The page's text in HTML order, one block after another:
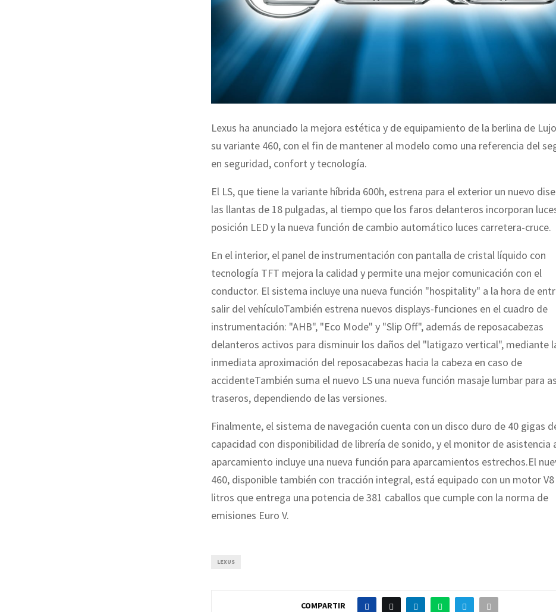
Lexus ha anunciado la mejora estética y de equipamiento de la berlina de
su variante 460, con el fin de mantener al modelo como una referencia del
en seguridad, confort y tecnología.
El LS, que tiene la variante híbrida 600h, estrena para el exterior un nuevo
las llantas de 18 pulgadas, al tiempo que los faros delanteros incorporan
posición LED y la nueva función de cambio automático luces carretera-cruce.
En el interior, el panel de instrumentación con pantalla de cristal líquido con
tecnología TFT mejora la calidad y permite una mejor comunicación con el
conductor. El sistema incluye una nueva función "hospitality" a la hora de
salir del vehículoTambién estrena nuevos displays-funciones en el cuadro de
instrumentación: "AHB", "Eco Mode" y "Slip Off", además de reposacabezas
delanteros activos para disminuir los daños del "latigazo vertical", mediante
inmediata aproximación del reposacabezas hacia la cabeza en caso de
accidenteTambién suma el nuevo LS una nueva función masaje lumbar para
traseros, dependiendo de las versiones.
Finalmente, el sistema de navegación cuenta con un disco duro de 40 gigas
capacidad con disponibilidad de librería de sonido, y el monitor de asistencia
aparcamiento incluye una nueva función para aparcamientos estrechos.El
460, disponible también con tracción integral, está equipado con un motor V8
litros que entrega una potencia de 381 caballos que cumple con la norma de
emisiones Euro V.
LEXUS
COMPARTIR